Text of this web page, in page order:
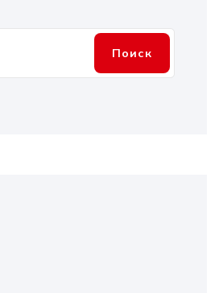
Поиск